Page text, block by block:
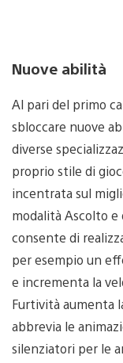
Nuove abilità
Al pari del primo
sbloccare nuove
diverse
proprio stile di
incentrata sul
modalità Ascolto e
consente di
per esempio un
e incrementa la
Furtività aumenta
abbrevia le
silenziatori per le